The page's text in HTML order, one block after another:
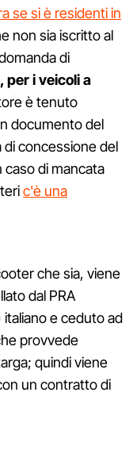
se si è residenti in
non sia iscritto al
di
per i veicoli a
è tenuto
documento del
concessione del
caso di mancata
c'è una
che sia, viene
dal PRA
e ceduto ad
provvede
quindi viene
un contratto di